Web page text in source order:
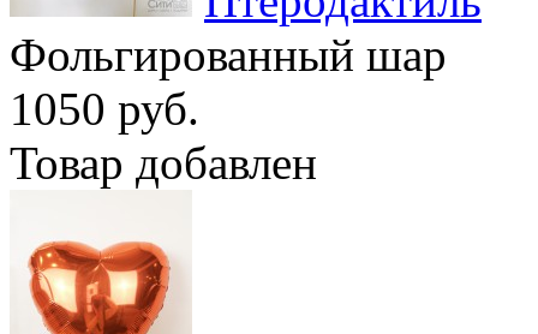
Фольгированный шар
1050 руб.
Товар добавлен